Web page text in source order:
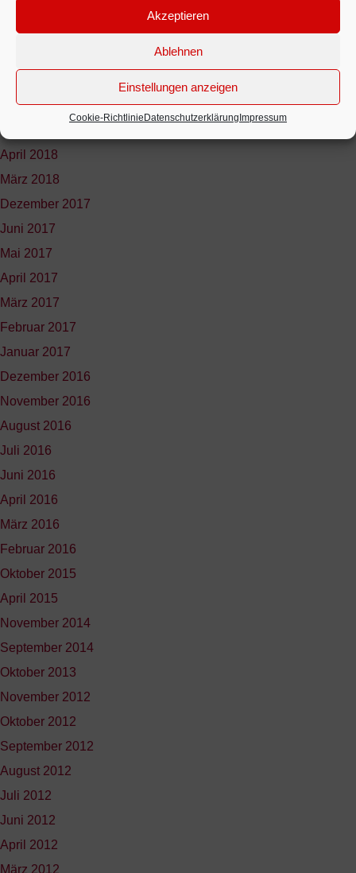
Akzeptieren
Ablehnen
Einstellungen anzeigen
Cookie-Richtlinie Datenschutzerklärung Impressum
März 2019
September 2018
Mai 2018
April 2018
März 2018
Dezember 2017
Juni 2017
Mai 2017
April 2017
März 2017
Februar 2017
Januar 2017
Dezember 2016
November 2016
August 2016
Juli 2016
Juni 2016
April 2016
März 2016
Februar 2016
Oktober 2015
April 2015
November 2014
September 2014
Oktober 2013
November 2012
Oktober 2012
September 2012
August 2012
Juli 2012
Juni 2012
April 2012
März 2012